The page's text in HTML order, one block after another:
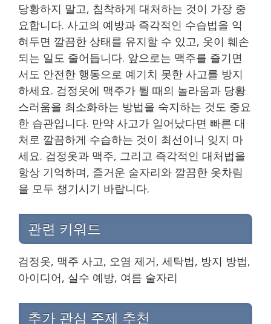
당황하지 말고, 침착하게 대처하는 것이 가장 중
요합니다. 사고의 예방과 즉각적인 수습법을 익
혀두면 깔끔한 상태를 유지할 수 있고, 옷이 훼손
되는 일도 줄어듭니다. 앞으로는 맥주를 즐기면
서도 안전한 행동으로 예기치 못한 사고를 방지
하세요. 검정옷에 맥주가 튈 때의 놀라움과 당황
스러움을 최소화하는 방법을 숙지하는 것도 중요
한 습관입니다. 만약 사고가 일어났다면 빠른 대
처로 깔끔하게 수습하는 것이 최선이니 잊지 마
세요. 검정옷과 맥주, 그리고 즉각적인 대처법을
항상 기억하며, 즐거운 술자리와 깔끔한 옷차림
을 모두 챙기시기 바랍니다.
관련 키워드
검정옷, 맥주 사고, 오염 제거, 세탁법, 방지 방법,
아이디어, 실수 예방, 여름 술자리
추가 관심 주제 추천